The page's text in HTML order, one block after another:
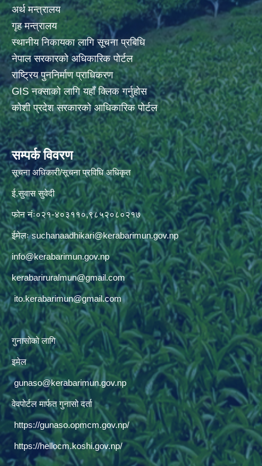
अर्थ मन्त्रालय
गृह मन्त्रालय
स्थानीय निकायका लागि सूचना प्रबिधि
नेपाल सरकारको अधिकारिक पोर्टल
राष्ट्रिय पुननिर्माण प्राधिकरण
GIS नक्साको लागि यहाँ क्लिक गर्नुहोस
कोशी प्रदेश सरकारको आधिकारिक पोर्टल
सम्पर्क विवरण
सूचना अधिकारी/सूचना प्रविधि अधिकृत
ई.सुवास सुवेदी
फोन नंः०२१-४०३११०,९८५२०८०२१७
ईमेलःsuchanaadhikari@kerabarimun.gov.np
info@kerabarimun.gov.np
kerabariruralmun@gmail.com
ito.kerabarimun@gmail.com
गुनासोको लागि
इमेल
gunaso@kerabarimun.gov.np
वेवपोर्टल मार्फत गुनासो दर्ता
https://gunaso.opmcm.gov.np/
https://hellocm.koshi.gov.np/